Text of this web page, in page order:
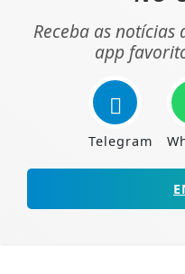
Receba as notícias
app
Telegram